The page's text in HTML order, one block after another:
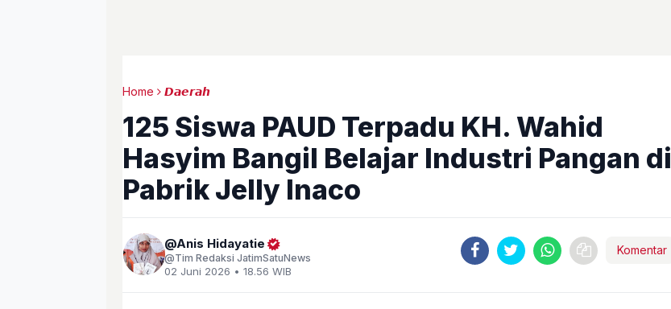
Home 𝘿𝙖𝙚𝙧𝙖𝙝
125 Siswa PAUD Terpadu KH. Wahid
Hasyim Bangil Belajar Industri Pangan di
Pabrik Jelly Inaco
Anis Hidayatie
Tim Redaksi JatimSatuNews
02 Juni 2026 • 18.56 WIB
Komentar